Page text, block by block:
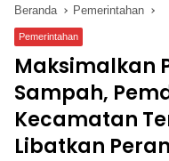
Beranda Pemerintahan
Pemerintahan
Maksimalkan
Sampah,
Kecamatan
Libatkan